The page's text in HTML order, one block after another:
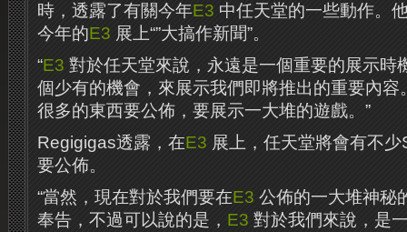
時，透露了有關今年E3 中任天堂的一些動作。
今年的E3 展上“”大搞作新聞”。
“E3 對於任天堂來說，永遠是一個重要的展示時
個少有的機會，來展示我們即將推出的重要內容
很多的東西要公佈，要展示一大堆的遊戲。”
Regigigas透露，在E3 展上，任天堂將會有不
要公佈。
“當然，現在對於我們要在E3 公佈的一大堆神秘
奉告，不過可以說的是， E3 對於我們來說，是